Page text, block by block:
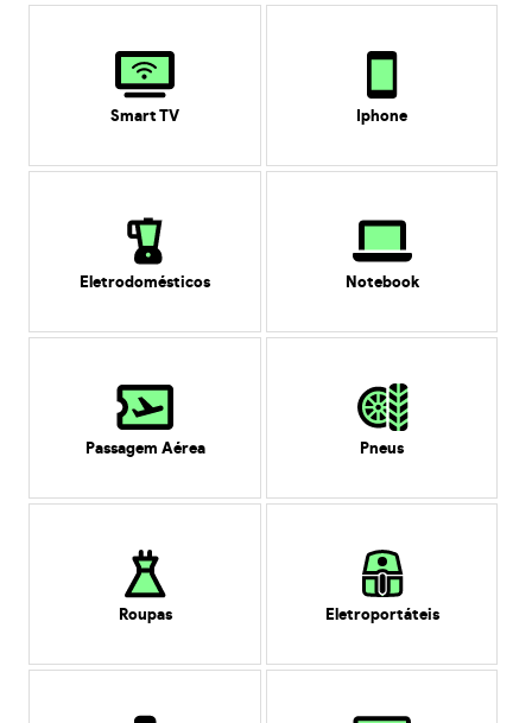
Smart TV Iphone
Eletrodomésticos Notebook
Passagem Aérea Pneus
Roupas Eletroportáteis